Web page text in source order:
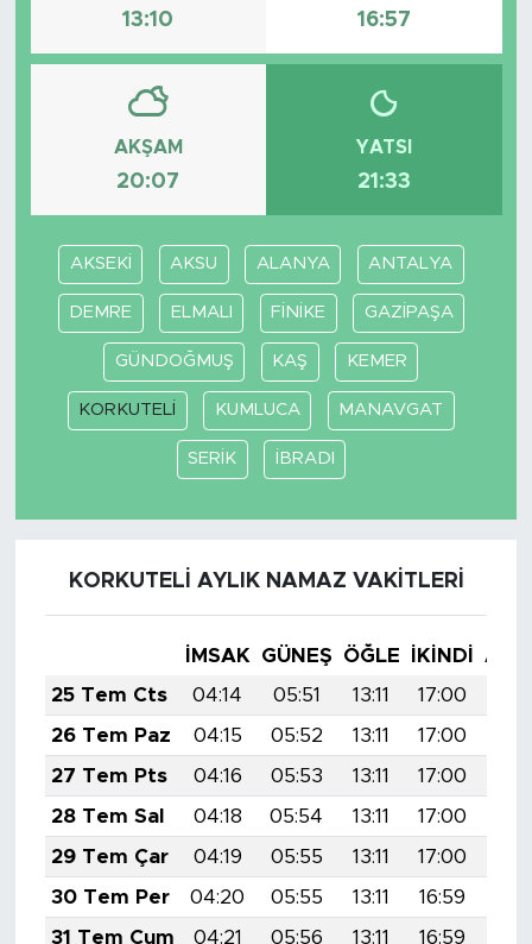
13:10 16:57
AKŞAM
20:07
YATSI
21:33
AKSEKİ AKSU ALANYA ANTALYA
DEMRE ELMALI FİNİKE GAZİPAŞA
GÜNDOĞMUŞ KAŞ KEMER
KORKUTELİ KUMLUCA MANAVGAT
SERİK İBRADI
KORKUTELİ AYLIK NAMAZ VAKITLERI
İMSAK GÜNEŞ ÖĞLE İKINDI
25 Tem Cts
04:14 05:51 13:11 17:00
26 Tem Paz
04:15 05:52 13:11 17:00
27 Tem Pts
04:16 05:53 13:11 17:00
28 Tem Sal
04:18 05:54 13:11 17:00
29 Tem Çar
04:19 05:55 13:11 17:00
30 Tem Per
04:20 05:55 13:11 16:59
31 Tem Cum
04:21 05:56 13:11 16:59